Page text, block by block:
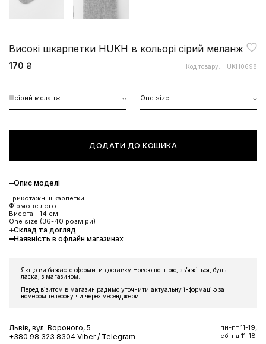
Високі шкарпетки HUKH в кольорі сірий меланж
170 ₴ Код товару: HUKH0698
сірий меланж One size
ДОДАТИ ДО КОШИКА
Опис моделі
Трикотажні шкарпетки
Фірмове лого
Висота - 14 см
One size (36-40 розміри)
Склад та догляд
Наявність в офлайн магазинах
Якщо ви бажаєте оформити доставку Новою поштою, звʼяжіться, будь
ласка, з магазином.
Перед візитом в магазин радимо уточнити актуальну інформацію за
номером телефону чи через месенджери.
Львів, вул. Вороного, 5
+380 98 323 8304 Viber / Telegram
пн-пт 11-19,
сб-нд 11-18